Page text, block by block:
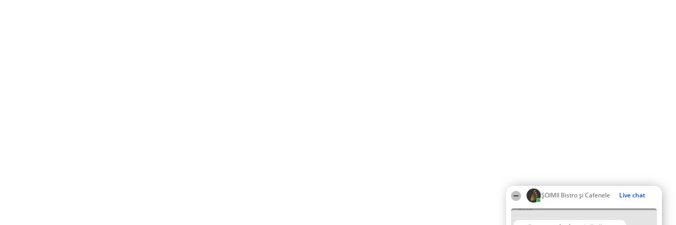
ȘOIMII Bistro și Cafenele Live chat
01:15